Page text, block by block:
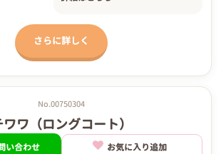
さらに詳しく
No.00750304
ワワ（ロングコート）
い合わせ お気に入り追加